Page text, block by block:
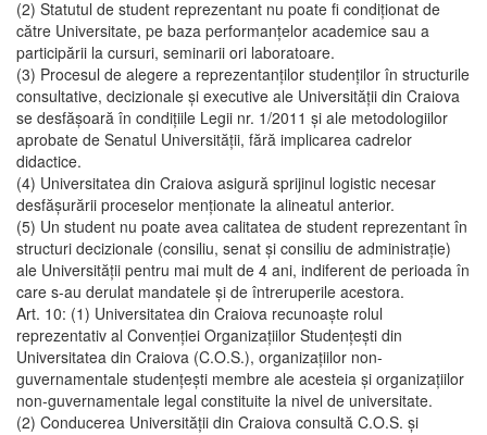
(2) Statutul de student reprezentant nu poate fi condiţionat de
către Universitate, pe baza performanţelor academice sau a
participării la cursuri, seminarii ori laboratoare.
(3) Procesul de alegere a reprezentanţilor studenţilor în structurile
consultative, decizionale şi executive ale Universităţii din Craiova
se desfăşoară în condiţiile Legii nr. 1/2011 şi ale metodologiilor
aprobate de Senatul Universităţii, fără implicarea cadrelor
didactice.
(4) Universitatea din Craiova asigură sprijinul logistic necesar
desfăşurării proceselor menţionate la alineatul anterior.
(5) Un student nu poate avea calitatea de student reprezentant în
structuri decizionale (consiliu, senat şi consiliu de administraţie)
ale Universităţii pentru mai mult de 4 ani, indiferent de perioada în
care s-au derulat mandatele şi de întreruperile acestora.
Art. 10: (1) Universitatea din Craiova recunoaşte rolul
reprezentativ al Convenţiei Organizaţiilor Studenţeşti din
Universitatea din Craiova (C.O.S.), organizaţiilor non-
guvernamentale studenţeşti membre ale acesteia şi organizaţiilor
non-guvernamentale legal constituite la nivel de universitate.
(2) Conducerea Universităţii din Craiova consultă C.O.S. şi